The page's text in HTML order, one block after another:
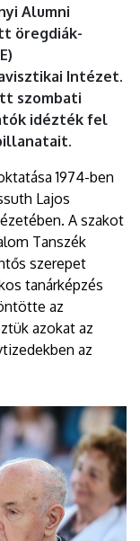
Alumni
öregdiák-
Intézet.
szombati
idézték fel
1974-ben
Lajos
A szakot
Tanszék
szerepet
tanárképzés
az
azokat az
az